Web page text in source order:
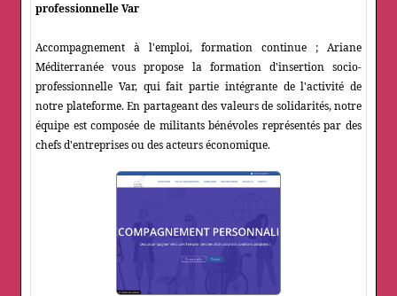
professionnelle Var
Accompagnement à l'emploi, formation continue ; Ariane
Méditerranée vous propose la formation d'insertion socio-
professionnelle Var, qui fait partie intégrante de l'activité de
notre plateforme. En partageant des valeurs de solidarités, notre
équipe est composée de militants bénévoles représentés par des
chefs d'entreprises ou des acteurs économique.